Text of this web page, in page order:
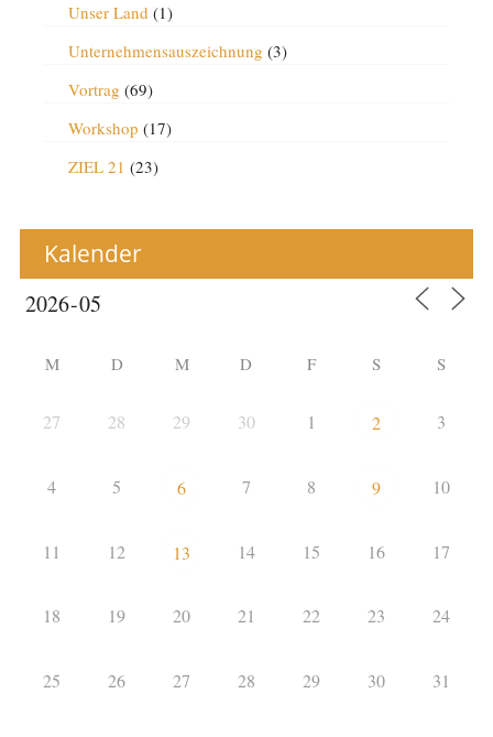
Unser Land (1)
Unternehmensauszeichnung (3)
Vortrag (69)
Workshop (17)
ZIEL 21 (23)
Kalender
M D M D F S S
27 28 29 30 1 2 3
4 5 6 7 8 9 10
11 12 13 14 15 16 17
18 19 20 21 22 23 24
25 26 27 28 29 30 31